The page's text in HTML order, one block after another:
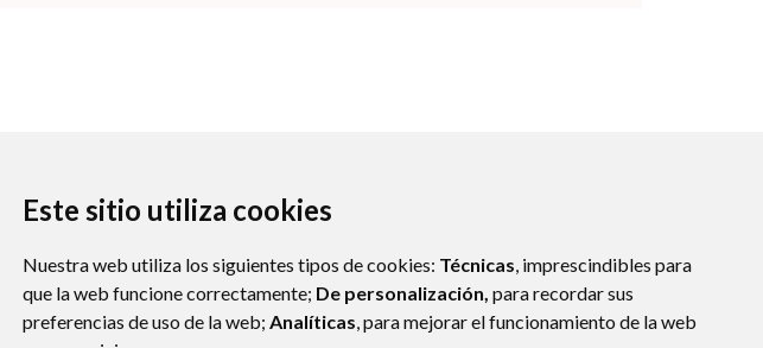
Este sitio utiliza cookies
Nuestra web utiliza los siguientes tipos de cookies: Técnicas, imprescindibles para
que la web funcione correctamente; De personalización, para recordar sus
preferencias de uso de la web; Analíticas, para mejorar el funcionamiento de la web